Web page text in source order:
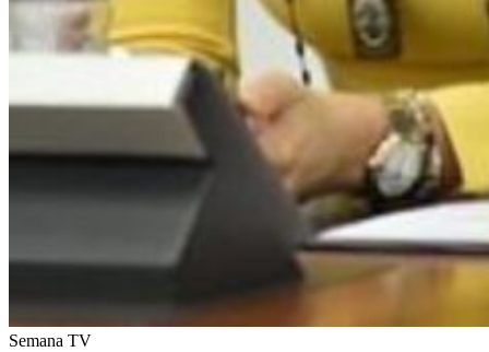
Semana TV